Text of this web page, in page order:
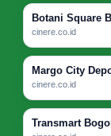
Botani Square
cinere.co.id
Margo City
cinere.co.id
Transmart